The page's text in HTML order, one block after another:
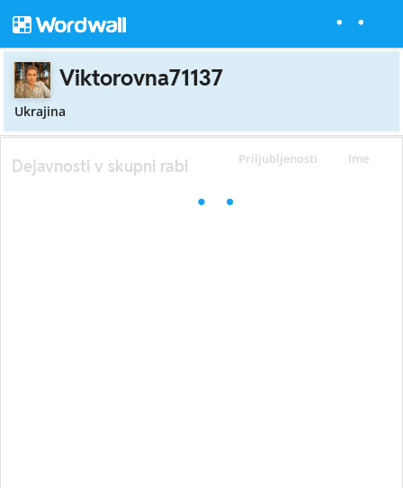
Viktorovna71137
Ukrajina
Priljubljenosti Ime
Dejavnosti v skupni rabi